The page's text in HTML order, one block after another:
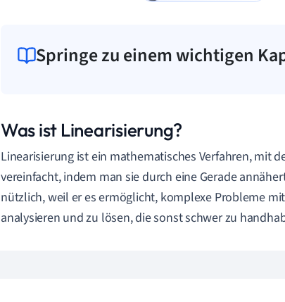
Springe zu einem wichtigen
Was ist Linearisierung?
Linearisierung ist ein mathematisches Verfahren, mit
vereinfacht, indem man sie durch eine Gerade
nützlich, weil er es ermöglicht, komplexe Probleme
analysieren und zu lösen, die sonst schwer zu